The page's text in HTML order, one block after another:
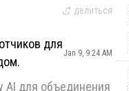
делиться
для
Jan 9, 9:24 AM
AI для объединения